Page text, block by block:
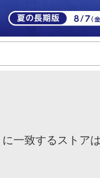
一致するストア